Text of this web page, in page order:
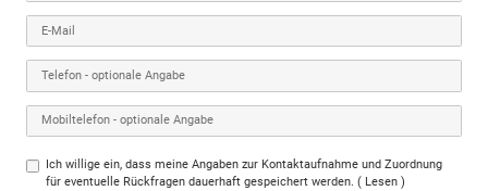
E-Mail
Telefon - optionale Angabe
Mobiltelefon - optionale Angabe
Ich willige ein, dass meine Angaben zur Kontaktaufnahme und Zuordnung
für eventuelle Rückfragen dauerhaft gespeichert werden. ( Lesen )